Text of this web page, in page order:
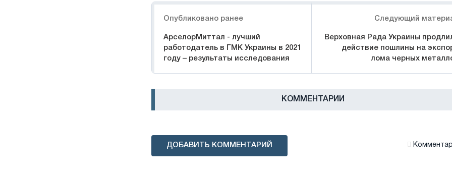
Опубликовано ранее
АрселорМиттал - лучший
работодатель в ГМК Украины в 2021
году – результаты исследования
Следующий
Верховная Рада Украины
действие пошлины на
лома черных
КОММЕНТАРИИ
ДОБАВИТЬ КОММЕНТАРИЙ